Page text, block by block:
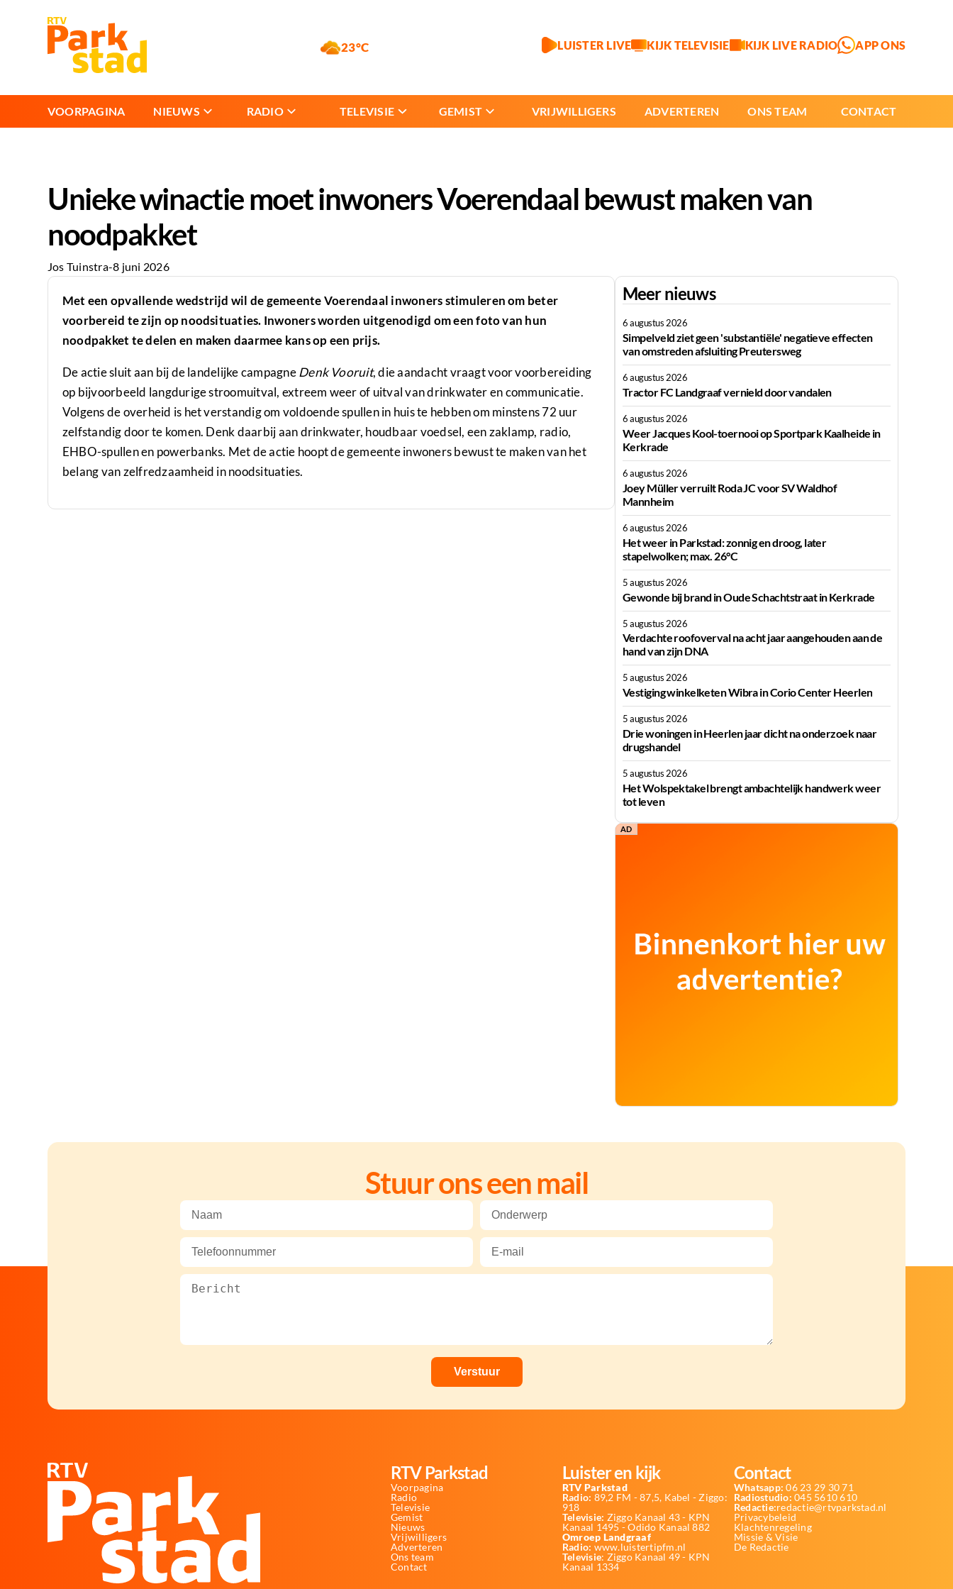
23°C LUISTER LIVE KIJK TELEVISIE KIJK LIVE RADIO APP ONS
VOORPAGINA NIEUWS RADIO TELEVISIE GEMIST VRIJWILLIGERS ADVERTEREN ONS TEAM CONTACT
Unieke winactie moet inwoners Voerendaal bewust maken van
noodpakket
Jos Tuinstra-8 juni 2026
Met een opvallende wedstrijd wil de gemeente Voerendaal inwoners stimuleren om beter
voorbereid te zijn op noodsituaties. Inwoners worden uitgenodigd om een foto van hun
noodpakket te delen en maken daarmee kans op een prijs.
De actie sluit aan bij de landelijke campagneDenk Vooruit, die aandacht vraagt voor voorbereiding
op bijvoorbeeld langdurige stroomuitval, extreem weer of uitval van drinkwater en communicatie.
Volgens de overheid is het verstandig om voldoende spullen in huis te hebben om minstens 72 uur
zelfstandig door te komen. Denk daarbij aan drinkwater, houdbaar voedsel, een zaklamp, radio,
EHBO-spullen en powerbanks. Met de actie hoopt de gemeente inwoners bewust te maken van het
belang van zelfredzaamheid in noodsituaties.
Meer nieuws
6 augustus 2026
Simpelveld ziet geen 'substantiële' negatieve effecten
van omstreden afsluiting Preutersweg
6 augustus 2026
Tractor FC Landgraaf vernield door vandalen
6 augustus 2026
Weer Jacques Kool-toernooi op Sportpark Kaalheide in
Kerkrade
6 augustus 2026
Joey Müller verruilt Roda JC voor SV Waldhof
Mannheim
6 augustus 2026
Het weer in Parkstad: zonnig en droog, later
stapelwolken; max. 26°C
5 augustus 2026
Gewonde bij brand in Oude Schachtstraat in Kerkrade
5 augustus 2026
Verdachte roofoverval na acht jaar aangehouden aan de
hand van zijn DNA
5 augustus 2026
Vestiging winkelketen Wibra in Corio Center Heerlen
5 augustus 2026
Drie woningen in Heerlen jaar dicht na onderzoek naar
drugshandel
5 augustus 2026
Het Wolspektakel brengt ambachtelijk handwerk weer
tot leven
AD
Stuur ons een mail
RTV Parkstad
Voorpagina
Radio
Televisie
Gemist
Nieuws
Vrijwilligers
Adverteren
Ons team
Contact
Luister en kijk
RTV Parkstad
Radio: 89,2 FM - 87,5, Kabel - Ziggo:
918
Televisie: Ziggo Kanaal 43 - KPN
Kanaal 1495 - Odido Kanaal 882
Omroep Landgraaf
Radio: www.luistertipfm.nl
Televisie: Ziggo Kanaal 49 - KPN
Kanaal 1334
Contact
Whatsapp: 06 23 29 30 71
Radiostudio: 045 5610 610
Redactie:redactie@rtvparkstad.nl
Privacybeleid
Klachtenregeling
Missie & Visie
De Redactie